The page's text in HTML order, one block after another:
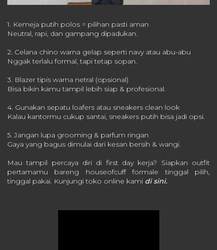
1. Kemeja putih polos = pilihan pasti aman
Neutral, rapi, dan gampang dipadukan.
2. Celana chino warna gelap seperti navy atau abu-abu
Nggak terlalu formal, tapi tetap sopan.
3. Blazer tipis warna netral (opsional)
Bisa bikin kamu tampil lebih siap & profesional.
4. Gunakan sepatu loafers atau sneakers clean look
Kalau kantormu cukup santai, sneakers putih bisa jadi opsi.
5. Jangan lupa grooming & parfum ringan
Gaya yang bagus dimulai dari kesan bersih & wangi.
Mau tampil percaya diri di first day kerja? Siapkan outfit
pertamamu bareng houseofcuff formale tinggal pilih,
tinggal pakai. Kunjungi toko online kami di sini.